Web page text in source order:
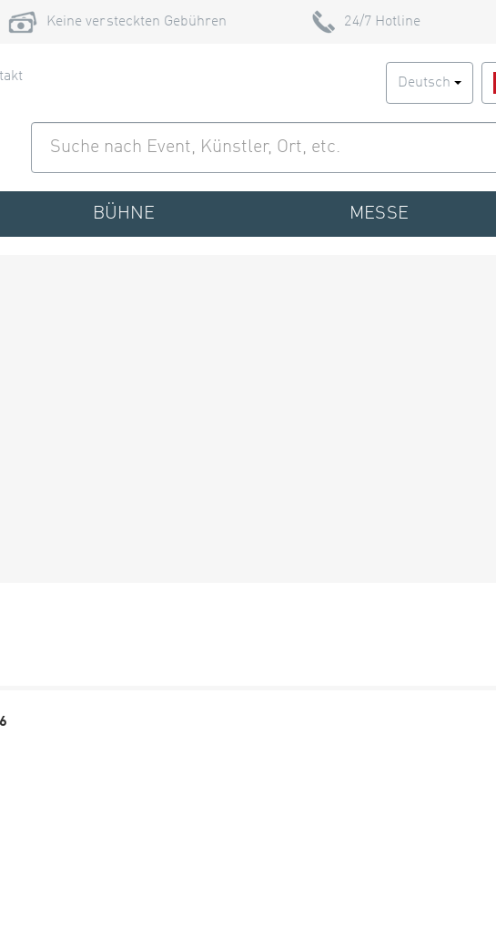
Keine versteckten Gebühren 24/7 Hotline
Deutsch
BÜHNE MESSE